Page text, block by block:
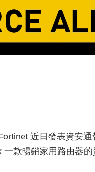
近日發表資安
一款暢銷家用路由器